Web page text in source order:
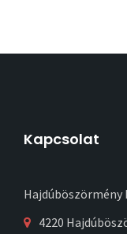
Kapcsolat
4220